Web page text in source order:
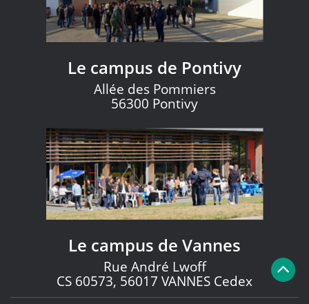
Le campus de Pontivy
Allée des Pommiers
56300 Pontivy
Le campus de Vannes
Rue André Lwoff
CS 60573, 56017 VANNES Cedex